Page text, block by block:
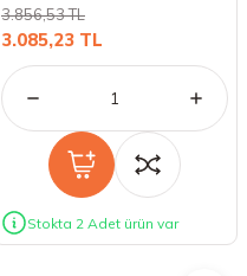
3.085,23 TL
3.856,53 TL
Stokta 2 Adet ürün var